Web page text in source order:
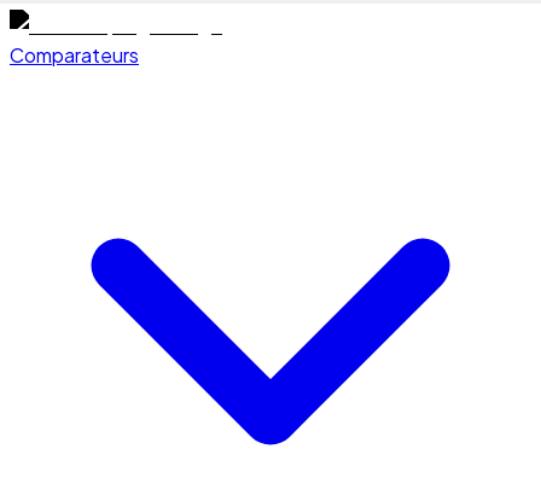
Comparateurs